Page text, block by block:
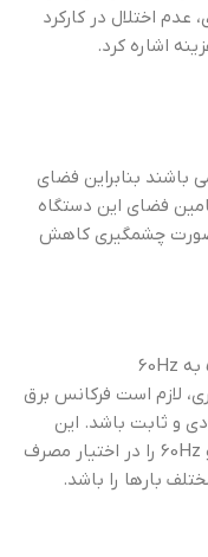
اختلال در کارکرد
اشاره کرد.
باشند بنابراین فضای
فضای این دستگاه
چشمگیری کاهش
لازم است فرکانس برق
و ثابت باشد. این
ویژگی قابلیت کار با فرکانس ثابت 50Hz و 60Hz را در اختیار مصرف
بارها را باشد.